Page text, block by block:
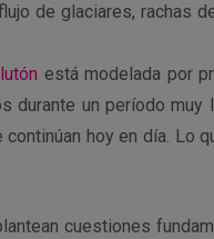
de glaciares, rachas
está modelada por
durante un período muy
hoy en día. Lo
cuestiones